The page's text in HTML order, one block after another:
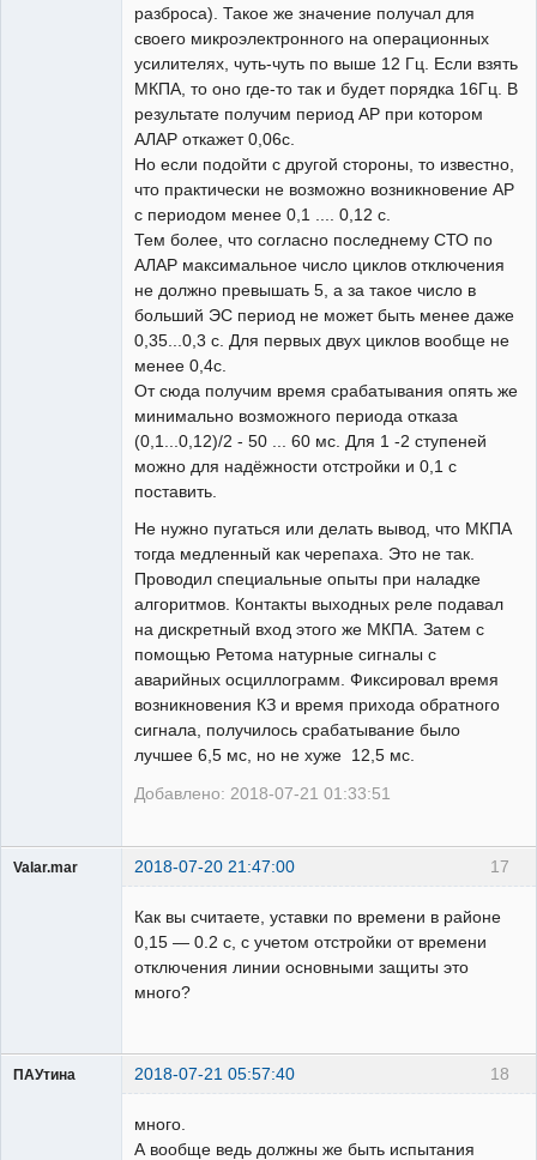
разброса). Такое же значение получал для
своего микроэлектронного на операционных
усилителях, чуть-чуть по выше 12 Гц. Если взять
МКПА, то оно где-то так и будет порядка 16Гц. В
результате получим период АР при котором
АЛАР откажет 0,06с.
Но если подойти с другой стороны, то известно,
что практически не возможно возникновение АР
с периодом менее 0,1 .... 0,12 с.
Тем более, что согласно последнему СТО по
АЛАР максимальное число циклов отключения
не должно превышать 5, а за такое число в
больший ЭС период не может быть менее даже
0,35...0,3 с. Для первых двух циклов вообще не
менее 0,4с.
От сюда получим время срабатывания опять же
минимально возможного периода отказа
(0,1...0,12)/2 - 50 ... 60 мс. Для 1 -2 ступеней
можно для надёжности отстройки и 0,1 с
поставить.
Не нужно пугаться или делать вывод, что МКПА
тогда медленный как черепаха. Это не так.
Проводил специальные опыты при наладке
алгоритмов. Контакты выходных реле подавал
на дискретный вход этого же МКПА. Затем с
помощью Ретома натурные сигналы с
аварийных осциллограмм. Фиксировал время
возникновения КЗ и время прихода обратного
сигнала, получилось срабатывание было
лучшее 6,5 мс, но не хуже 12,5 мс.
Добавлено: 2018-07-21 01:33:51
17
Valar.mar 2018-07-20 21:47:00
Как вы считаете, уставки по времени в районе
0,15 — 0.2 с, с учетом отстройки от времени
отключения линии основными защиты это
много?
18
ПАУтина 2018-07-21 05:57:40
много.
А вообще ведь должны же быть испытания